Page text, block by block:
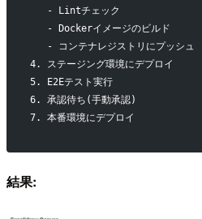
   - Lintチェック
   - Dockerイメージのビルド
   - コンテナレジストリにプッシュ
4. ステージング環境にデプロイ
5. E2Eテスト実行
6. 承認待ち(手動承認)
7. 本番環境にデプロイ
結果: